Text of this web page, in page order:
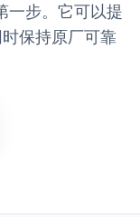
一步。它可以提
保持原厂可靠